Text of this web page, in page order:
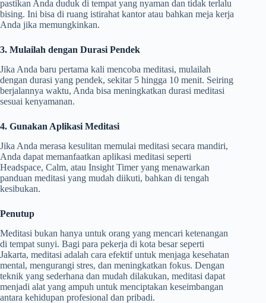
pastikan Anda duduk di tempat yang nyaman dan tidak terlalu
bising. Ini bisa di ruang istirahat kantor atau bahkan meja kerja
Anda jika memungkinkan.
3. Mulailah dengan Durasi Pendek
Jika Anda baru pertama kali mencoba meditasi, mulailah
dengan durasi yang pendek, sekitar 5 hingga 10 menit. Seiring
berjalannya waktu, Anda bisa meningkatkan durasi meditasi
sesuai kenyamanan.
4. Gunakan Aplikasi Meditasi
Jika Anda merasa kesulitan memulai meditasi secara mandiri,
Anda dapat memanfaatkan aplikasi meditasi seperti
Headspace, Calm, atau Insight Timer yang menawarkan
panduan meditasi yang mudah diikuti, bahkan di tengah
kesibukan.
Penutup
Meditasi bukan hanya untuk orang yang mencari ketenangan
di tempat sunyi. Bagi para pekerja di kota besar seperti
Jakarta, meditasi adalah cara efektif untuk menjaga kesehatan
mental, mengurangi stres, dan meningkatkan fokus. Dengan
teknik yang sederhana dan mudah dilakukan, meditasi dapat
menjadi alat yang ampuh untuk menciptakan keseimbangan
antara kehidupan profesional dan pribadi.